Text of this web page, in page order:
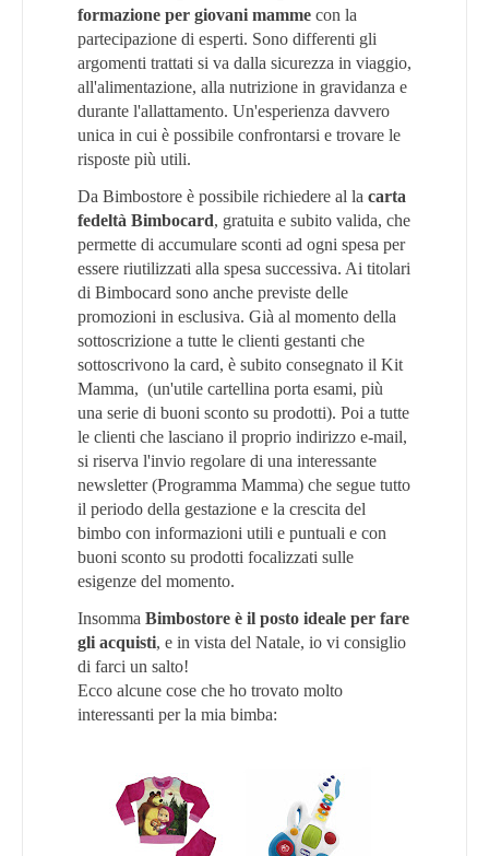
formazione per giovani mamme con la
partecipazione di esperti. Sono differenti gli
argomenti trattati si va dalla sicurezza in viaggio,
all'alimentazione, alla nutrizione in gravidanza e
durante l'allattamento. Un'esperienza davvero
unica in cui è possibile confrontarsi e trovare le
risposte più utili.
Da Bimbostore è possibile richiedere al la carta
fedeltà Bimbocard, gratuita e subito valida, che
permette di accumulare sconti ad ogni spesa per
essere riutilizzati alla spesa successiva. Ai titolari
di Bimbocard sono anche previste delle
promozioni in esclusiva. Già al momento della
sottoscrizione a tutte le clienti gestanti che
sottoscrivono la card, è subito consegnato il Kit
Mamma, (un'utile cartellina porta esami, più
una serie di buoni sconto su prodotti). Poi a tutte
le clienti che lasciano il proprio indirizzo e-mail,
si riserva l'invio regolare di una interessante
newsletter (Programma Mamma) che segue tutto
il periodo della gestazione e la crescita del
bimbo con informazioni utili e puntuali e con
buoni sconto su prodotti focalizzati sulle
esigenze del momento.
Insomma Bimbostore è il posto ideale per fare
gli acquisti, e in vista del Natale, io vi consiglio
di farci un salto!
Ecco alcune cose che ho trovato molto
interessanti per la mia bimba: